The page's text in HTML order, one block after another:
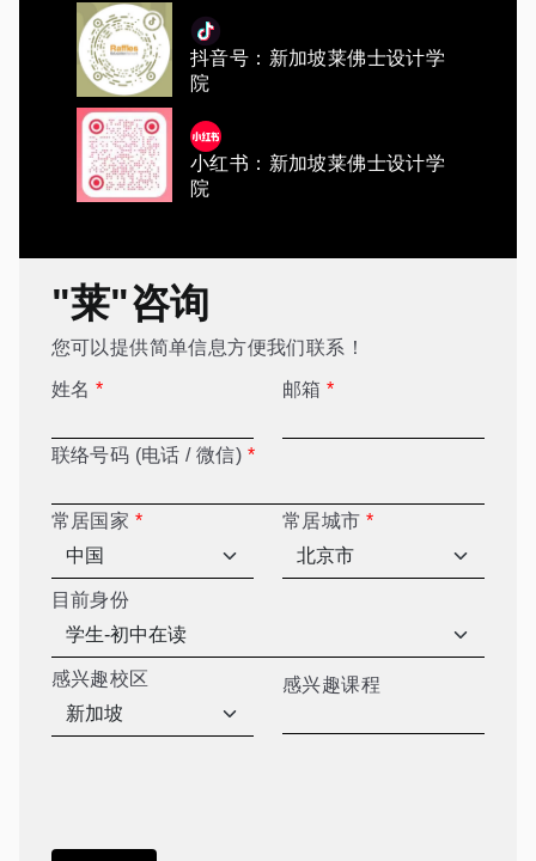
抖音号：新加坡莱佛士设计学
院
小红书：新加坡莱佛士设计学
院
"莱"咨询
您可以提供简单信息方便我们联系！
姓名 * 邮箱*
联络号码 (电话 / 微信) *
常居国家 * 常居城市*
目前身份
感兴趣校区 感兴趣课程